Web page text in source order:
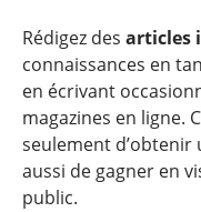
Rédigez des articles
connaissances en
en écrivant
magazines en ligne.
seulement d’obtenir
aussi de gagner en
public.